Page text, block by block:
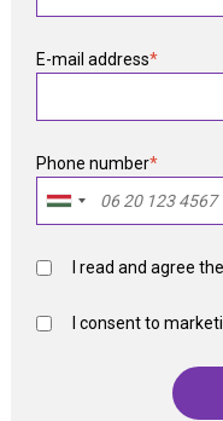
E-mail address*
Phone number*
I read and agree
I consent to